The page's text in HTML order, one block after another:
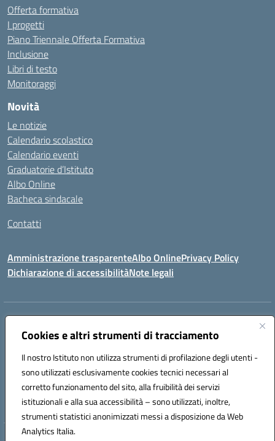
Cookies e altri strumenti di tracciamento
Il nostro Istituto non utilizza strumenti di profilazione degli utenti -
sono utilizzati esclusivamente cookies tecnici necessari al
corretto funzionamento del sito, alla fruibilità dei servizi
istituzionali e alla sua accessibilità – sono utilizzati, inoltre,
strumenti statistici anonimizzati messi a disposizione da Web
Analytics Italia.
Offerta formativa
I progetti
Piano Triennale Offerta Formativa
Inclusione
Libri di testo
Monitoraggi
Novità
Le notizie
Calendario scolastico
Calendario eventi
Graduatorie d’Istituto
Albo Online
Bacheca sindacale
Contatti
Amministrazione trasparenteAlbo OnlinePrivacy Policy
Dichiarazione di accessibilitàNote legali
Indirizzo:
Centralino:0823944017 Email:ceic85400b@istruzione.it
Codice fiscale: 82000440618
Codice meccanografico:
CEIC85400B
Codice Indice delle Pubbliche Amministrazioni (IPA): istsc_CEIC85400B